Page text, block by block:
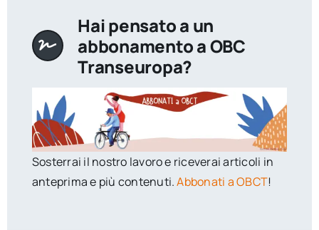
Hai pensato a un
abbonamento a OBC
Transeuropa?
Sosterrai il nostro lavoro e riceverai articoli in
anteprima e più contenuti.Abbonati a OBCT!